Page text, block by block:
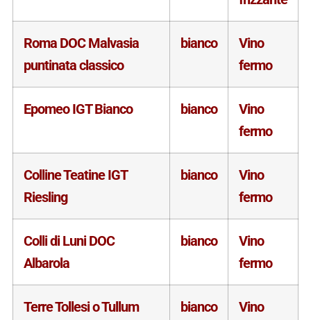
Roma DOC Malvasia
puntinata classico
bianco
Vino
fermo
Epomeo IGT Bianco bianco
Vino
fermo
Colline Teatine IGT
Riesling
bianco
Vino
fermo
Colli di Luni DOC
Albarola
bianco
Vino
fermo
Terre Tollesi o Tullum
bianco
Vino